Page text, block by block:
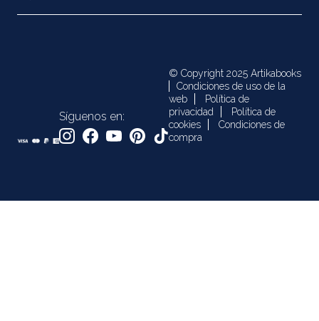
Síguenos en:
© Copyright 2025 Artikabooks
Condiciones de uso de la
web
Política de
privacidad
Política de
cookies
Condiciones de
compra